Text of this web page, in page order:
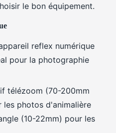
le bon équipement.
reflex numérique
pour la photographie
télézoom (70-200mm
photos d'animalière
(10-22mm) pour les